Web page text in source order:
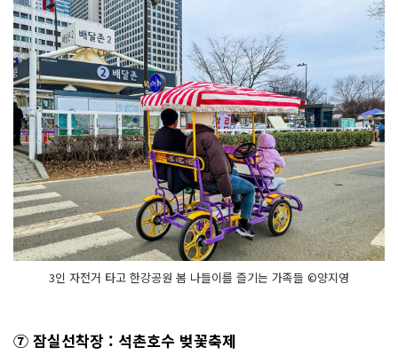
3인 자전거 타고 한강공원 봄 나들이를 즐기는 가족들 ©양지영
⑦ 잠실선착장 : 석촌호수 벚꽃축제